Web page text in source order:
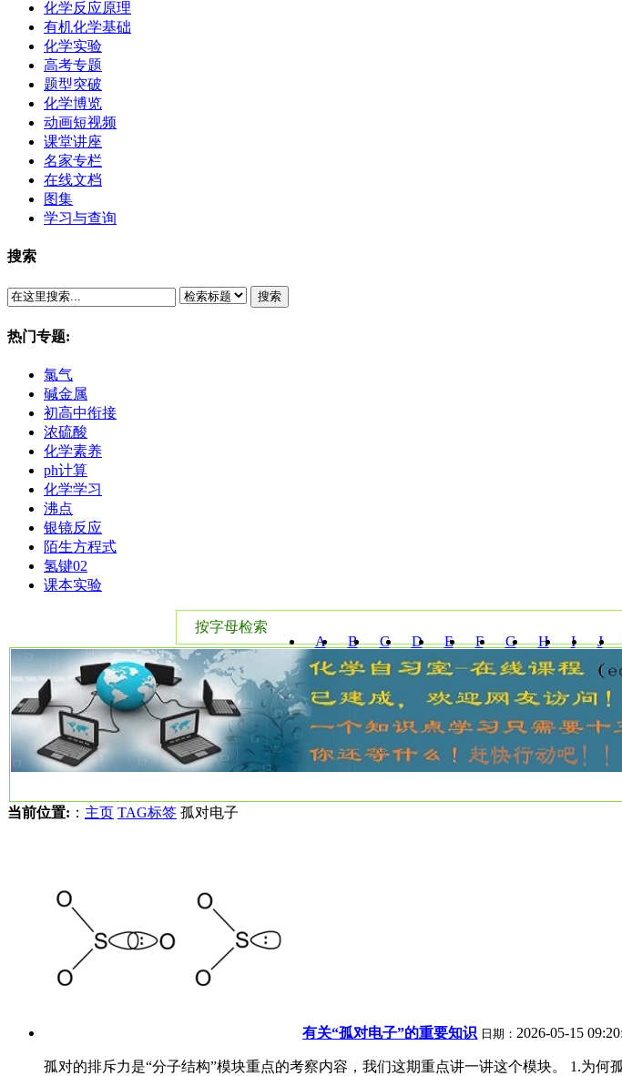
化学反应原理
有机化学基础
化学实验
高考专题
题型突破
化学博览
动画短视频
课堂讲座
名家专栏
在线文档
图集
学习与查询
搜索
搜索
热门专题:
氯气
碱金属
初高中衔接
浓硫酸
化学素养
ph计算
化学学习
沸点
银镜反应
陌生方程式
氢键02
课本实验
按字母检索
A
B C D E F G H I J
W X Y Z
当前位置: ： 主页 TAG标签 孤对电子
有关“孤对电子”的重要知识 日期： 2026-05-15
孤对的排斥力是“分子结构”模块重点的考察内容，我们这期重点讲一讲这个模块。 1.为